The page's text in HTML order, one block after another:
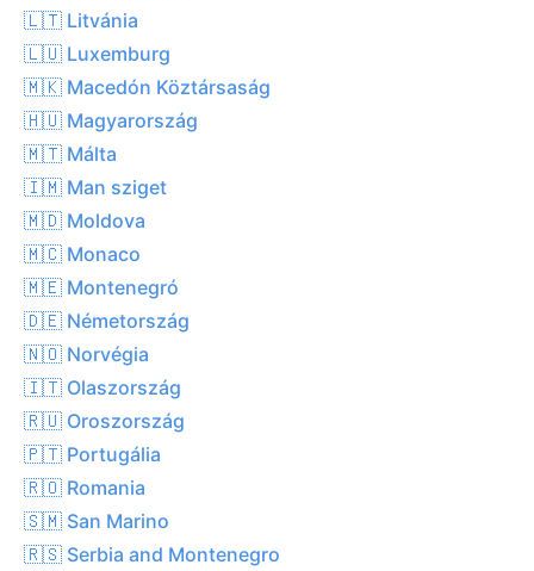
🇱🇹 Litvánia
🇱🇺 Luxemburg
🇲🇰 Macedón Köztársaság
🇭🇺 Magyarország
🇲🇹 Málta
🇮🇲 Man sziget
🇲🇩 Moldova
🇲🇨 Monaco
🇲🇪 Montenegró
🇩🇪 Németország
🇳🇴 Norvégia
🇮🇹 Olaszország
🇷🇺 Oroszország
🇵🇹 Portugália
🇷🇴 Romania
🇸🇲 San Marino
🇷🇸 Serbia and Montenegro